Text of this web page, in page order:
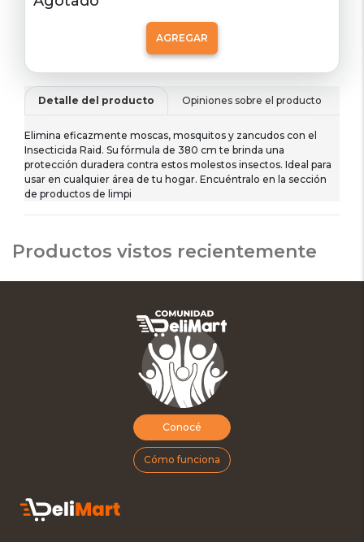
AGREGAR
Detalle del producto Opiniones sobre el producto
Elimina eficazmente moscas, mosquitos y zancudos con el
Insecticida Raid. Su fórmula de 380 cm te brinda una
protección duradera contra estos molestos insectos. Ideal para
usar en cualquier área de tu hogar. Encuéntralo en la sección
de productos de limpi
Productos vistos recientemente
Conocé
Cómo funciona